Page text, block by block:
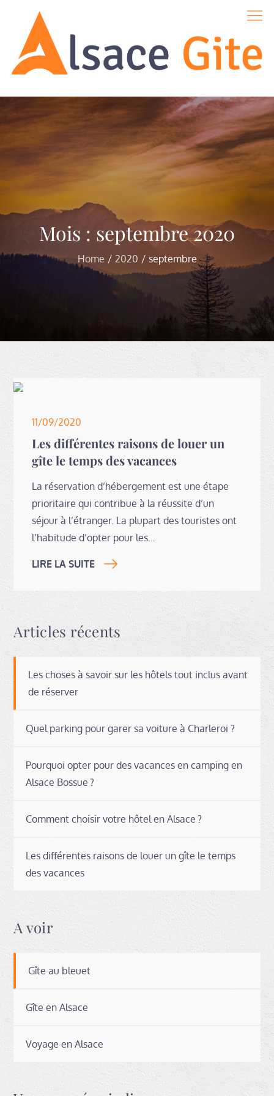
content
Alsace-gite
Mois : septembre 2020
Home 2020 septembre
Posted
on
11/09/2020
Les différentes raisons de louer un
gîte le temps des vacances
La réservation d’hébergement est une étape
prioritaire qui contribue à la réussite d’un
séjour à l’étranger. La plupart des touristes ont
l’habitude d’opter pour les…
LIRE LA SUITE
Articles récents
Les choses à savoir sur les hôtels tout inclus avant
de réserver
Quel parking pour garer sa voiture à Charleroi ?
Pourquoi opter pour des vacances en camping en
Alsace Bossue ?
Comment choisir votre hôtel en Alsace ?
Les différentes raisons de louer un gîte le temps
des vacances
A voir
Gîte au bleuet
Gîte en Alsace
Voyage en Alsace